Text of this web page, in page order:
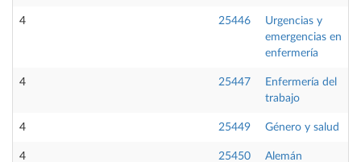
4 25446
Urgencias y
emergencias en
enfermería
4 25447
Enfermería del
trabajo
4 25449 Género y salud
4 25450 Alemán